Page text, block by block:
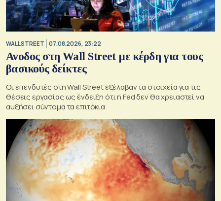
WALL STREET 07.08.2026, 23:22
Ανοδος στη Wall Street με κέρδη για τους
βασικούς δείκτες
Οι επενδυτές στη Wall Street εξέλαβαν τα στοιχεία για τις
θέσεις εργασίας ως ένδειξη ότι η Fed δεν θα χρειαστεί να
αυξήσει σύντομα τα επιτόκια